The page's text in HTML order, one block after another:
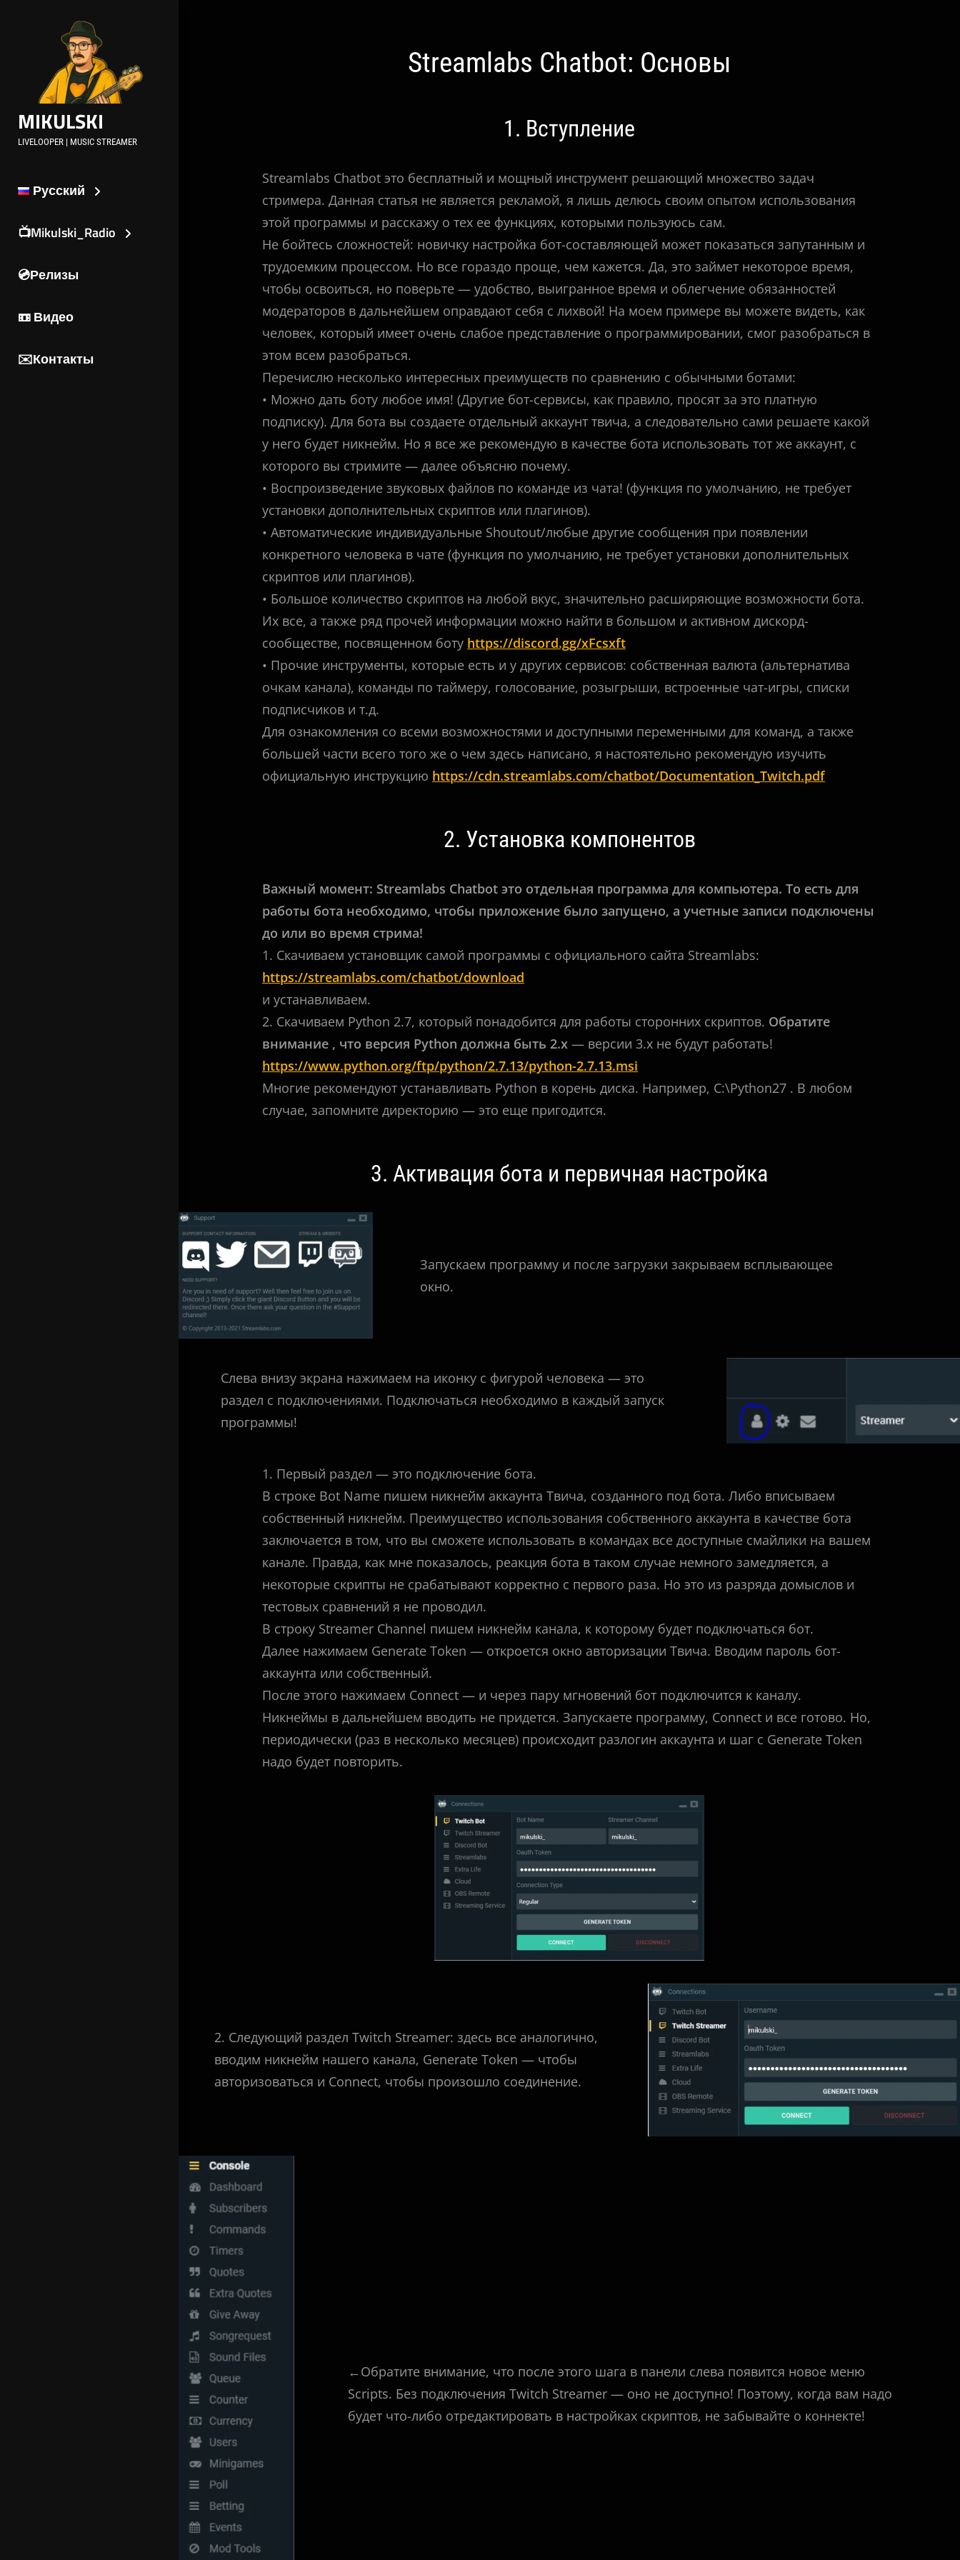
содержимому
MIKULSKI
LIVELOOPER | MUSIC STREAMER
Русский
📺Mikulski_Radio
💿Релизы
📼 Видео
✉️Контакты
Streamlabs Chatbot: Основы
1. Вступление
Streamlabs Chatbot это бесплатный и мощный инструмент решающий множество задач
стримера. Данная статья не является рекламой, я лишь делюсь своим опытом использования
этой программы и расскажу о тех ее функциях, которыми пользуюсь сам.
Не бойтесь сложностей: новичку настройка бот-составляющей может показаться запутанным и
трудоемким процессом. Но все гораздо проще, чем кажется. Да, это займет некоторое время,
чтобы освоиться, но поверьте — удобство, выигранное время и облегчение обязанностей
модераторов в дальнейшем оправдают себя с лихвой! На моем примере вы можете видеть, как
человек, который имеет очень слабое представление о программировании, смог разобраться в
этом всем разобраться.
Перечислю несколько интересных преимуществ по сравнению с обычными ботами:
• Можно дать боту любое имя! (Другие бот-сервисы, как правило, просят за это платную
подписку). Для бота вы создаете отдельный аккаунт твича, а следовательно сами решаете какой
у него будет никнейм. Но я все же рекомендую в качестве бота использовать тот же аккаунт, с
которого вы стримите — далее объясню почему.
• Воспроизведение звуковых файлов по команде из чата! (функция по умолчанию, не требует
установки дополнительных скриптов или плагинов).
• Автоматические индивидуальные Shoutout/любые другие сообщения при появлении
конкретного человека в чате (функция по умолчанию, не требует установки дополнительных
скриптов или плагинов).
• Большое количество скриптов на любой вкус, значительно расширяющие возможности бота.
Их все, а также ряд прочей информации можно найти в большом и активном дискорд-
сообществе, посвященном боту https://discord.gg/xFcsxft
• Прочие инструменты, которые есть и у других сервисов: собственная валюта (альтернатива
очкам канала), команды по таймеру, голосование, розыгрыши, встроенные чат-игры, списки
подписчиков и т.д.
Для ознакомления со всеми возможностями и доступными переменными для команд, а также
большей части всего того же о чем здесь написано, я настоятельно рекомендую изучить
официальную инструкцию https://cdn.streamlabs.com/chatbot/Documentation_Twitch.pdf
2. Установка компонентов
Важный момент: Streamlabs Chatbot это отдельная программа для компьютера. То есть для
работы бота необходимо, чтобы приложение было запущено, а учетные записи подключены
до или во время стрима!
1. Скачиваем установщик самой программы с официального сайта Streamlabs:
https://streamlabs.com/chatbot/download
и устанавливаем.
2. Скачиваем Python 2.7, который понадобится для работы сторонних скриптов. Обратите
внимание , что версия Python должна быть 2.x — версии 3.x не будут работать!
https://www.python.org/ftp/python/2.7.13/python-2.7.13.msi
Многие рекомендуют устанавливать Python в корень диска. Например, C:\Python27 . В любом
случае, запомните директорию — это еще пригодится.
3. Активация бота и первичная настройка
Запускаем программу и после загрузки закрываем всплывающее
окно.
Слева внизу экрана нажимаем на иконку с фигурой человека — это
раздел с подключениями. Подключаться необходимо в каждый запуск
программы!
1. Первый раздел — это подключение бота.
В строке Bot Name пишем никнейм аккаунта Твича, созданного под бота. Либо вписываем
собственный никнейм. Преимущество использования собственного аккаунта в качестве бота
заключается в том, что вы сможете использовать в командах все доступные смайлики на вашем
канале. Правда, как мне показалось, реакция бота в таком случае немного замедляется, а
некоторые скрипты не срабатывают корректно с первого раза. Но это из разряда домыслов и
тестовых сравнений я не проводил.
В строку Streamer Channel пишем никнейм канала, к которому будет подключаться бот.
Далее нажимаем Generate Token — откроется окно авторизации Твича. Вводим пароль бот-
аккаунта или собственный.
После этого нажимаем Connect — и через пару мгновений бот подключится к каналу.
Никнеймы в дальнейшем вводить не придется. Запускаете программу, Connect и все готово. Но,
периодически (раз в несколько месяцев) происходит разлогин аккаунта и шаг с Generate Token
надо будет повторить.
2. Следующий раздел Twitch Streamer: здесь все аналогично,
вводим никнейм нашего канала, Generate Token — чтобы
авторизоваться и Connect, чтобы произошло соединение.
←Обратите внимание, что после этого шага в панели слева появится новое меню
Scripts. Без подключения Twitch Streamer — оно не доступно! Поэтому, когда вам надо
будет что-либо отредактировать в настройках скриптов, не забывайте о коннекте!